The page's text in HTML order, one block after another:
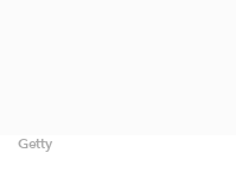
Getty